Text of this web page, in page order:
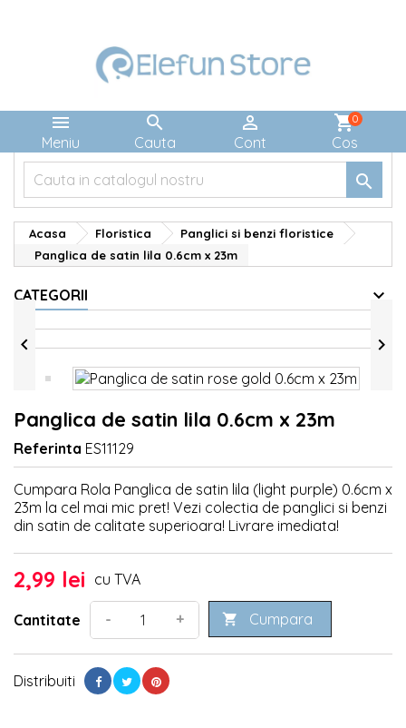

Meniu

Cauta

Cont
shopping_cart
Cos
0

Acasa Floristica
Panglici si benzi floristice
Panglica de satin lila 0.6cm x 23m
CATEGORII
 
Panglica de satin lila 0.6cm x 23m
Referinta ES11129
Cumpara Rola Panglica de satin lila (light purple) 0.6cm x
23m la cel mai mic pret! Vezi colectia de panglici si benzi
din satin de calitate superioara! Livrare imediata!
2,99 lei cu TVA
Cantitate - +  Cumpara
Distribuiti